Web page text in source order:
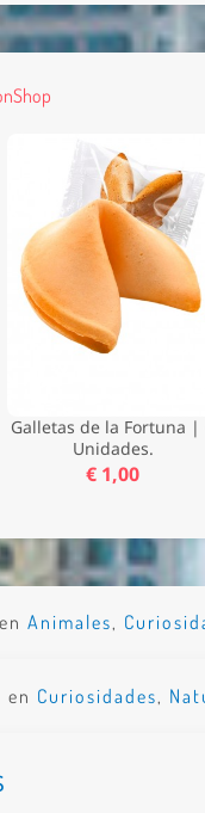
Galletas de la Fortuna |
Unidades.
€ 1,00
Animales,
Curiosidades,